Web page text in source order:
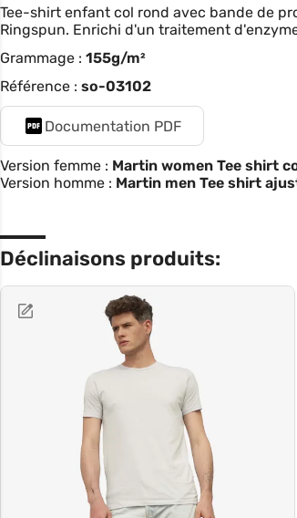
Tee-shirt enfant col rond avec bande de
Ringspun. Enrichi d'un traitement
Grammage : 155g/m²
Référence : so-03102
Documentation PDF
Version femme : Martin women Tee shirt
Version homme : Martin men Tee shirt
Déclinaisons produits: